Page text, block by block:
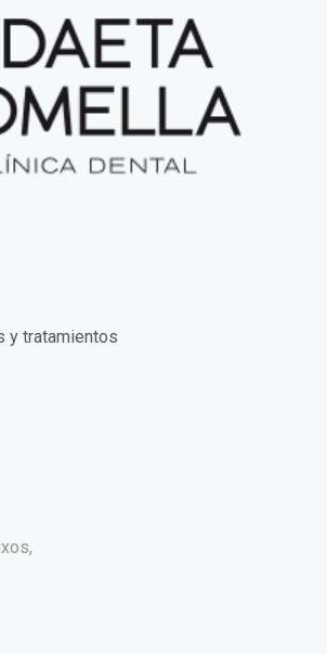
y tratamientos